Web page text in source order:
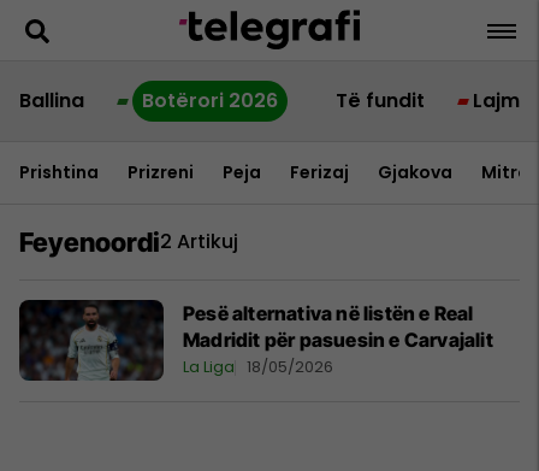
Ballina Botërori 2026 Të fundit Lajme
Prishtina Prizreni Peja Ferizaj Gjakova
Feyenoordi2 Artikuj
Pesë alternativa në listën e Real
Madridit për pasuesin e Carvajalit
La Liga 18/05/2026